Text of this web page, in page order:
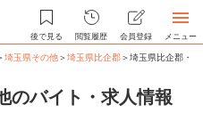
後で見る 閲覧履歴 会員登録 メニュー
埼玉県その他＞埼玉県比企郡＞埼玉県比企郡・
のバイト・求人情報